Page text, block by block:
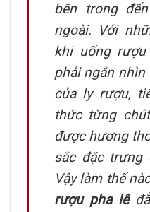
bên trong
ngoài. Với
khi uống
phải ngắn nhìn
của ly rượu,
thức từng
được hương
sắc đặc trưng
Vậy làm thế
rượu pha lê